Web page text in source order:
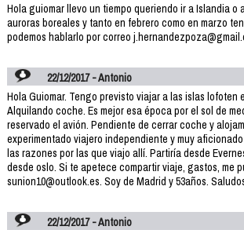
Hola guiomar llevo un tiempo queriendo ir a Islandia o
auroras boreales y tanto en febrero como en marzo
podemos hablarlo por correo
22/12/2017 - Antonio
Hola Guiomar. Tengo previsto viajar a las islas lofoten
Alquilando coche. Es mejor esa época por el sol de
reservado el avión. Pendiente de cerrar coche y
experimentado viajero independiente y muy
las razones por las que viajo allí. Partiría desde
desde oslo. Si te apetece compartir viaje, gastos, me
sunion10@outlook.es. Soy de Madrid y 53años.
22/12/2017 - Antonio